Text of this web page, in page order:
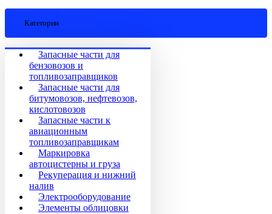
Категории
Запасные части для
бензовозов и
топливозаправщиков
Запасные части для
битумовозов, нефтевозов,
кислотовозов
Запасные части к
авиационным
топливозаправщикам
Маркировка
автоцистерны и груза
Рекуперация и нижний
налив
Электрооборудование
Элементы облицовки